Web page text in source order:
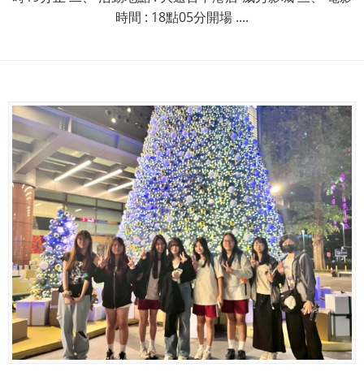
時間 : 18點05分開場 ....